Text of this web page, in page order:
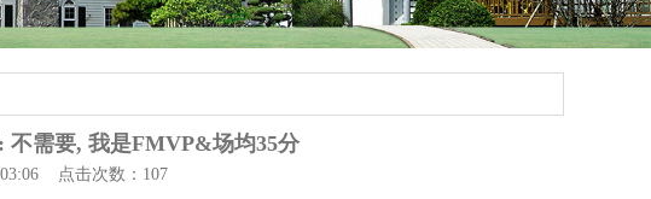
不需要, 我是FMVP&场均35分
03:06 点击次数：107